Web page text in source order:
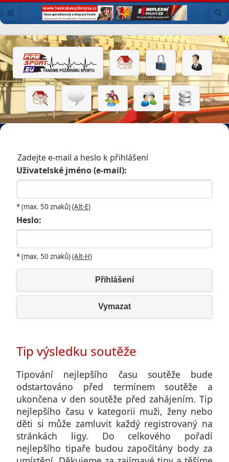
Zadejte e-mail a heslo k přihlášení
Uživatelské jméno (e-mail):
* (max. 50 znaků)(Alt-E)
Heslo:
* (max. 50 znaků)(Alt-H)
Přihlášení
Vymazat
Tip výsledku soutěže
Tipování nejlepšího času soutěže bude
odstartováno před termínem soutěže a
ukončena v den soutěže před zahájením. Tip
nejlepšího času v kategorii muži, ženy nebo
děti si může zamluvit každý registrovaný na
stránkách ligy. Do celkového pořadí
nejlepšího tipaře budou započítány body za